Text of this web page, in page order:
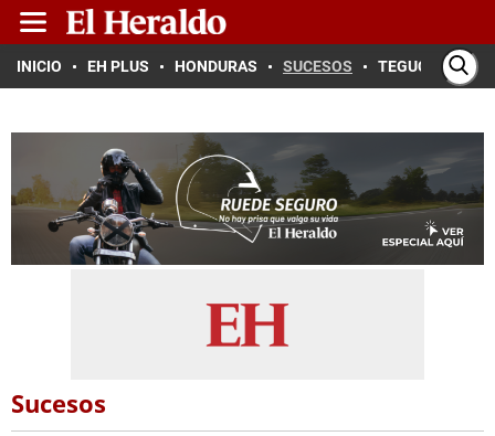
INICIO EH PLUS HONDURAS SUCESOS TEGUCIGALPA
Sucesos